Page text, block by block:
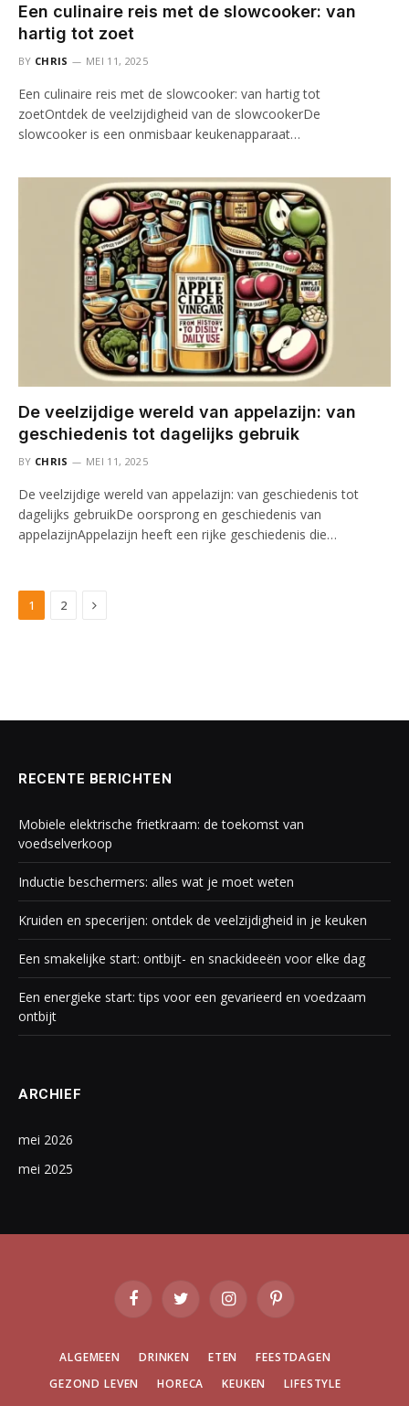
Een culinaire reis met de slowcooker: van
hartig tot zoet
BY CHRIS MEI 11, 2025
Een culinaire reis met de slowcooker: van hartig tot
zoetOntdek de veelzijdigheid van de slowcookerDe
slowcooker is een onmisbaar keukenapparaat…
De veelzijdige wereld van appelazijn: van
geschiedenis tot dagelijks gebruik
BY CHRIS MEI 11, 2025
De veelzijdige wereld van appelazijn: van geschiedenis tot
dagelijks gebruikDe oorsprong en geschiedenis van
appelazijnAppelazijn heeft een rijke geschiedenis die…
1 2 Next
RECENTE BERICHTEN
Mobiele elektrische frietkraam: de toekomst van
voedselverkoop
Inductie beschermers: alles wat je moet weten
Kruiden en specerijen: ontdek de veelzijdigheid in je keuken
Een smakelijke start: ontbijt- en snackideeën voor elke dag
Een energieke start: tips voor een gevarieerd en voedzaam
ontbijt
ARCHIEF
mei 2026
mei 2025
FacebookTwitter InstagramPinterest
ALGEMEEN DRINKEN ETEN
FEESTDAGEN
GEZOND LEVEN
HORECA KEUKEN
LIFESTYLE